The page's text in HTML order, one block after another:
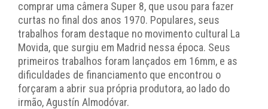
comprar uma câmera Super 8, que usou para fazer
curtas no final dos anos 1970. Populares, seus
trabalhos foram destaque no movimento cultural La
Movida, que surgiu em Madrid nessa época. Seus
primeiros trabalhos foram lançados em 16mm, e as
dificuldades de financiamento que encontrou o
forçaram a abrir sua própria produtora, ao lado do
irmão, Agustín Almodóvar.